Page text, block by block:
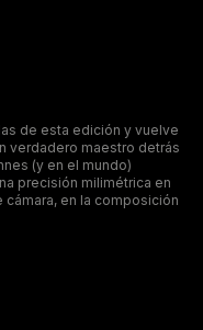
de esta edición y vuelve
verdadero maestro detrás
(y en el mundo)
precisión milimétrica en
en la composición